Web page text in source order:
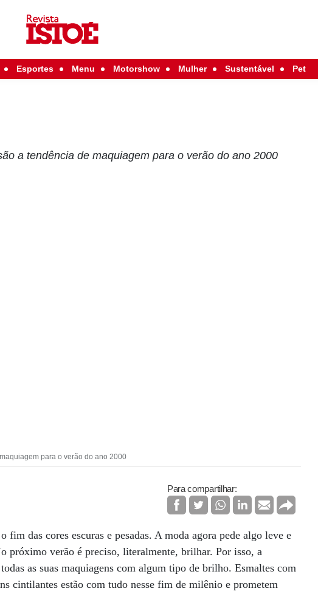
Esportes Menu Motorshow Mulher Sustentável Pet
a tendência de maquiagem para o verão do ano 2000
para o verão do ano 2000
Para compartilhar:
fim das cores escuras e pesadas. A moda agora pede algo leve e
próximo verão é preciso, literalmente, brilhar. Por isso, a
as suas maquiagens com algum tipo de brilho. Esmaltes com
cintilantes estão com tudo nesse fim de milênio e prometem